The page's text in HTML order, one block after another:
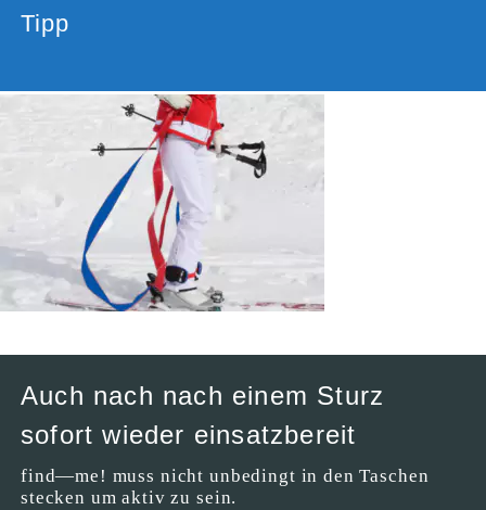
Tipp
Auch nach nach einem Sturz
sofort wieder einsatzbereit
find—me! muss nicht unbedingt in den Taschen
stecken um aktiv zu sein.